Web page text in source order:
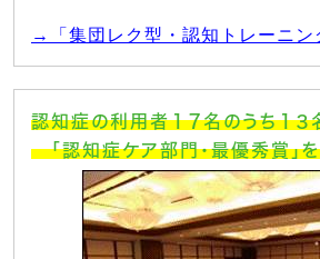
→「集団レク型・認知トレーニン
認知症の利用者１７名のうち１３
「認知症ケア部門・最優秀賞」